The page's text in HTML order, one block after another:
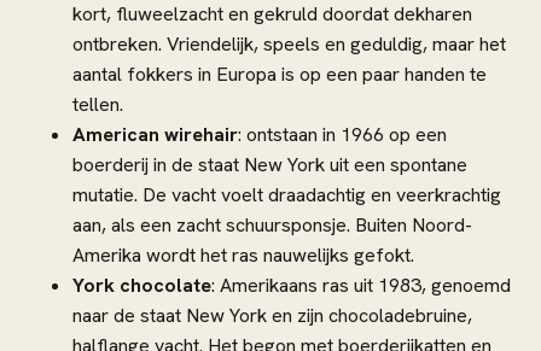
kort, fluweelzacht en gekruld doordat dekharen
ontbreken. Vriendelijk, speels en geduldig, maar het
aantal fokkers in Europa is op een paar handen te
tellen.
American wirehair: ontstaan in 1966 op een
boerderij in de staat New York uit een spontane
mutatie. De vacht voelt draadachtig en veerkrachtig
aan, als een zacht schuursponsje. Buiten Noord-
Amerika wordt het ras nauwelijks gefokt.
York chocolate: Amerikaans ras uit 1983, genoemd
naar de staat New York en zijn chocoladebruine,
halflange vacht. Het begon met boerderijkatten en